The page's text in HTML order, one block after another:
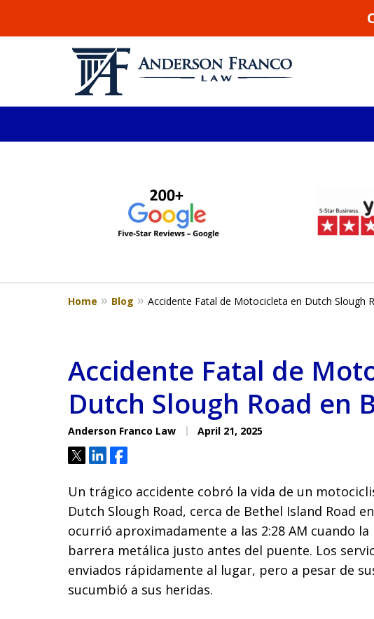
Millones recuperados en el área de San
4
Home Blog Accidente Fatal de Motocicleta en Dutch Slough
Accidente Fatal de
Dutch Slough Road en
Anderson Franco Law April 21, 2025
TweetShareShare
Un trágico accidente cobró la vida de un
Dutch Slough Road, cerca de Bethel Island Road
ocurrió aproximadamente a las 2:28 AM cuando
barrera metálica justo antes del puente. Los
enviados rápidamente al lugar, pero a pesar de
sucumbió a sus heridas.